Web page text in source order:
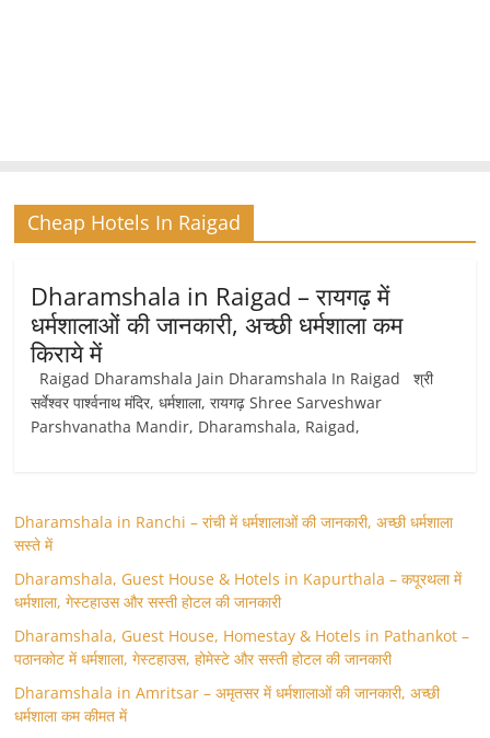
Cheap Hotels In Raigad
Dharamshala in Raigad – रायगढ़ में
धर्मशालाओं की जानकारी, अच्छी धर्मशाला कम
किराये में
Raigad Dharamshala Jain Dharamshala In Raigad श्री
सर्वेश्वर पार्श्वनाथ मंदिर, धर्मशाला, रायगढ़ Shree Sarveshwar
Parshvanatha Mandir, Dharamshala, Raigad,
Dharamshala in Ranchi – रांची में धर्मशालाओं की जानकारी, अच्छी धर्मशाला
सस्ते में
Dharamshala, Guest House & Hotels in Kapurthala – कपूरथला में
धर्मशाला, गेस्टहाउस और सस्ती होटल की जानकारी
Dharamshala, Guest House, Homestay & Hotels in Pathankot –
पठानकोट में धर्मशाला, गेस्टहाउस, होमेस्टे और सस्ती होटल की जानकारी
Dharamshala in Amritsar – अमृतसर में धर्मशालाओं की जानकारी, अच्छी
धर्मशाला कम कीमत में